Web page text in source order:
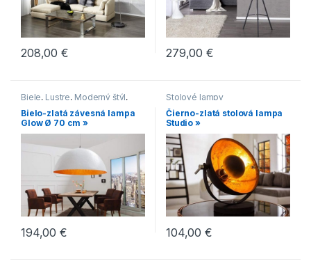
208,00€ 279,00€
Biele, Lustre, Moderný štýl,
Zlaté
Bielo-zlatá závesná lampa
Glow Ø 70 cm »
194,00€
Stolové lampy
Čierno-zlatá stolová lampa
Studio »
104,00€